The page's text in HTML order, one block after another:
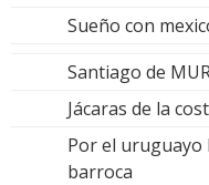
Sueño con
Santiago de
Jácaras de la
Por el uruguayo
barroca